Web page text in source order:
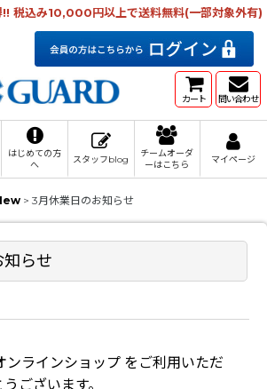
!! 税込み10,000円以上で送料無料(一部対象外有)
カート 問い合わせ
はじめての方
へ
スタッフblog
チームオーダ
ーはこちら
マイページ
> 3月休業日のお知らせ
らせ
ラインショップ をご利用いただ
ございます。